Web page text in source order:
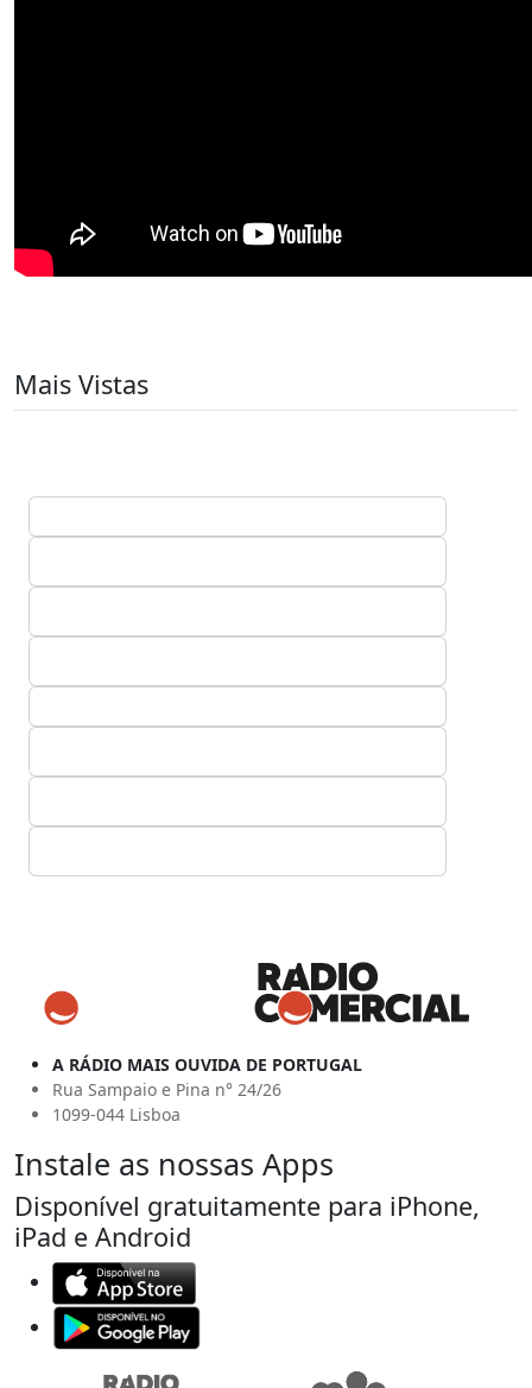
Mais Vistas
A RÁDIO MAIS OUVIDA DE PORTUGAL
Rua Sampaio e Pina n° 24/26
1099-044 Lisboa
Instale as nossas Apps
Disponível gratuitamente para iPhone,
iPad e Android